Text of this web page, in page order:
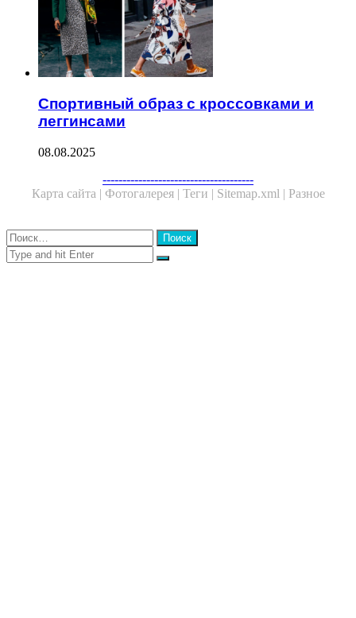
Спортивный образ с кроссовками и
леггинсами
08.08.2025
--------------------------------------
Карта сайта | Фотогалерея | Теги | Sitemap.xml | Разное
Close
Найти:
Close
Search